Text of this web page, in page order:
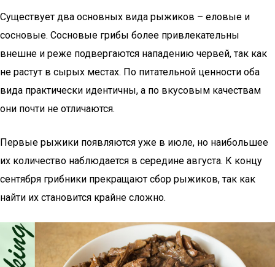
Существует два основных вида рыжиков – еловые и
сосновые. Сосновые грибы более привлекательны
внешне и реже подвергаются нападению червей, так как
не растут в сырых местах. По питательной ценности оба
вида практически идентичны, а по вкусовым качествам
они почти не отличаются.
Первые рыжики появляются уже в июле, но наибольшее
их количество наблюдается в середине августа. К концу
сентября грибники прекращают сбор рыжиков, так как
найти их становится крайне сложно.